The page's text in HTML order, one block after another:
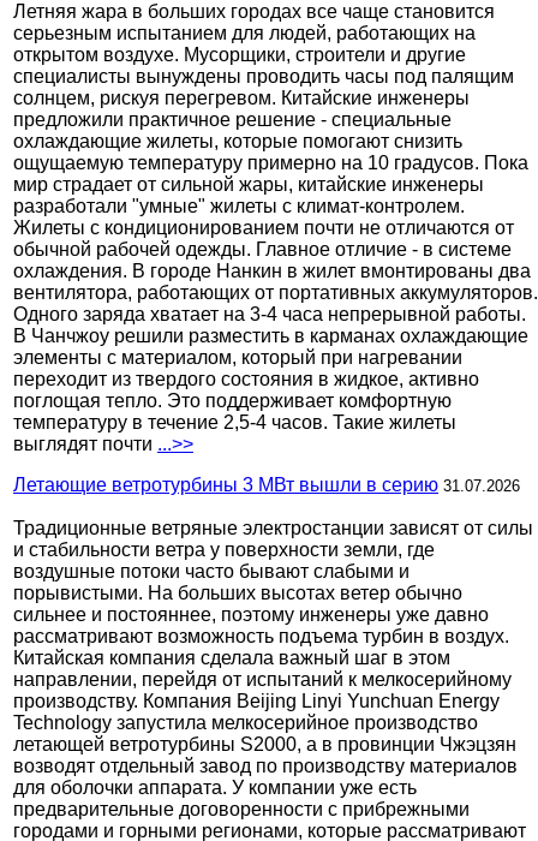
Летняя жара в больших городах все чаще становится
серьезным испытанием для людей, работающих на
открытом воздухе. Мусорщики, строители и другие
специалисты вынуждены проводить часы под палящим
солнцем, рискуя перегревом. Китайские инженеры
предложили практичное решение - специальные
охлаждающие жилеты, которые помогают снизить
ощущаемую температуру примерно на 10 градусов. Пока
мир страдает от сильной жары, китайские инженеры
разработали "умные" жилеты с климат-контролем.
Жилеты с кондиционированием почти не отличаются от
обычной рабочей одежды. Главное отличие - в системе
охлаждения. В городе Нанкин в жилет вмонтированы два
вентилятора, работающих от портативных аккумуляторов.
Одного заряда хватает на 3-4 часа непрерывной работы.
В Чанчжоу решили разместить в карманах охлаждающие
элементы с материалом, который при нагревании
переходит из твердого состояния в жидкое, активно
поглощая тепло. Это поддерживает комфортную
температуру в течение 2,5-4 часов. Такие жилеты
выглядят почти ...>>
Летающие ветротурбины 3 МВт вышли в серию 31.07.2026
Традиционные ветряные электростанции зависят от силы
и стабильности ветра у поверхности земли, где
воздушные потоки часто бывают слабыми и
порывистыми. На больших высотах ветер обычно
сильнее и постояннее, поэтому инженеры уже давно
рассматривают возможность подъема турбин в воздух.
Китайская компания сделала важный шаг в этом
направлении, перейдя от испытаний к мелкосерийному
производству. Компания Beijing Linyi Yunchuan Energy
Technology запустила мелкосерийное производство
летающей ветротурбины S2000, а в провинции Чжэцзян
возводят отдельный завод по производству материалов
для оболочки аппарата. У компании уже есть
предварительные договоренности с прибрежными
городами и горными регионами, которые рассматривают